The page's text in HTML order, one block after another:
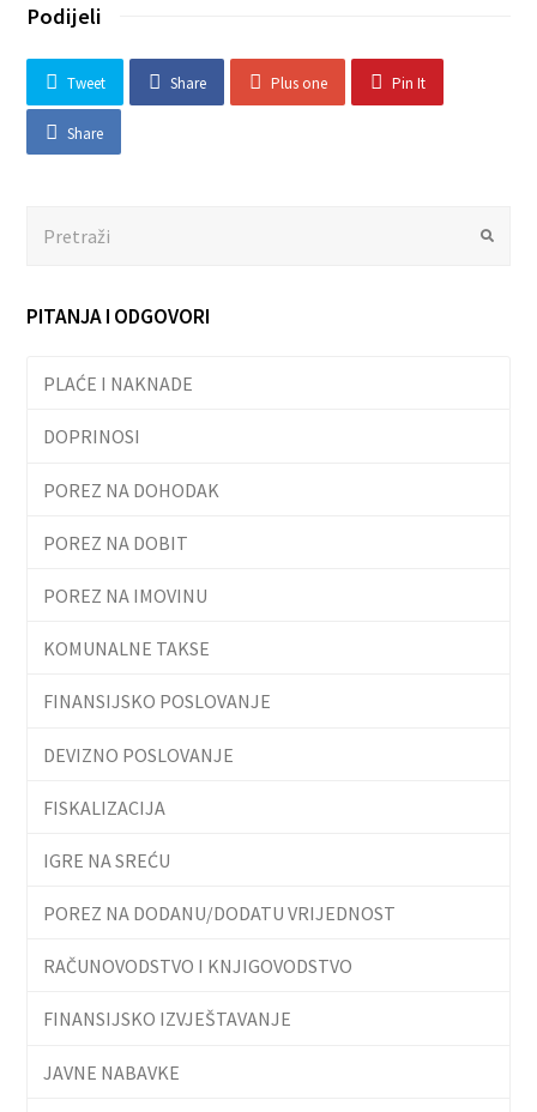
Podijeli
Tweet Share Plus one Pin It
Share
Submit
PITANJA I ODGOVORI
PLAĆE I NAKNADE
DOPRINOSI
POREZ NA DOHODAK
POREZ NA DOBIT
POREZ NA IMOVINU
KOMUNALNE TAKSE
FINANSIJSKO POSLOVANJE
DEVIZNO POSLOVANJE
FISKALIZACIJA
IGRE NA SREĆU
POREZ NA DODANU/DODATU VRIJEDNOST
RAČUNOVODSTVO I KNJIGOVODSTVO
FINANSIJSKO IZVJEŠTAVANJE
JAVNE NABAVKE